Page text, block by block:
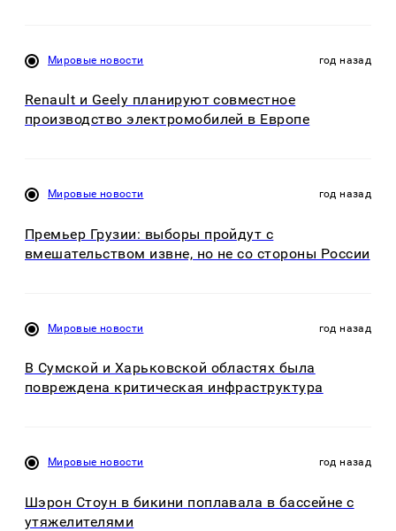
Мировые новости год назад
Renault и Geely планируют совместное
производство электромобилей в Европе
Мировые новости год назад
Премьер Грузии: выборы пройдут с
вмешательством извне, но не со стороны России
Мировые новости год назад
В Сумской и Харьковской областях была
повреждена критическая инфраструктура
Мировые новости год назад
Шэрон Стоун в бикини поплавала в бассейне с
утяжелителями